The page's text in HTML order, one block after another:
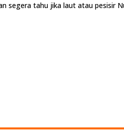
segera tahu jika laut atau pesisir